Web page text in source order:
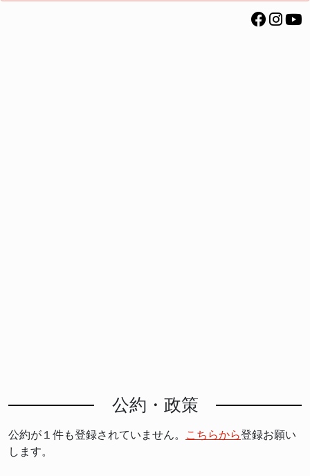
公約・政策
公約が１件も登録されていません。 こちらから登録お願い
します。